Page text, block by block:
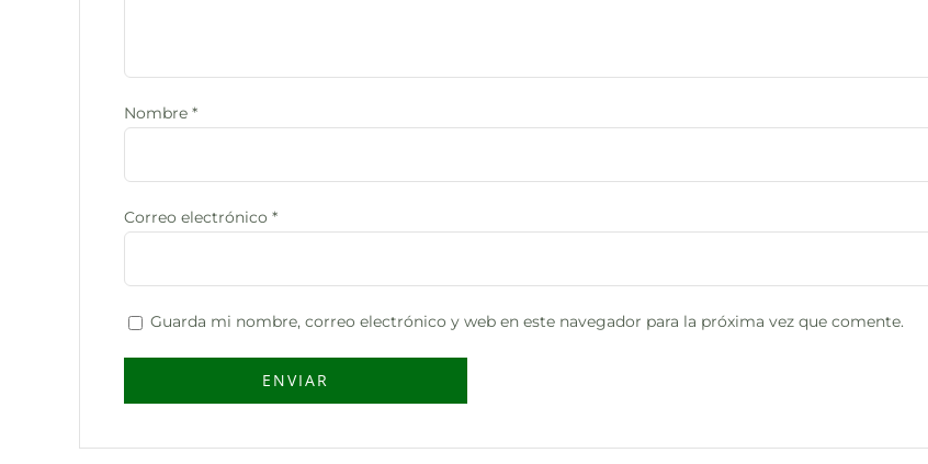
Nombre *
Correo electrónico *
Guarda mi nombre, correo electrónico y web en este navegador para la próxima vez que comente.